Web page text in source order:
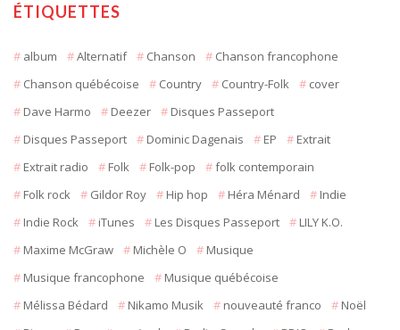
ÉTIQUETTES
album Alternatif Chanson
Chanson francophone
Chanson québécoise
Country Country-Folk
cover
Dave Harmo
Deezer
Disques Passeport
Disques Passeport
Dominic Dagenais EP
Extrait
Extrait radio
Folk Folk-pop
folk contemporain
Folk rock
Gildor Roy Hip hop Héra Ménard
Indie
Indie Rock
iTunes Les Disques Passeport
LILY K.O.
Maxime McGraw
Michèle O
Musique
Musique francophone
Musique québécoise
Mélissa Bédard
Nikamo Musik nouveauté franco
Noël